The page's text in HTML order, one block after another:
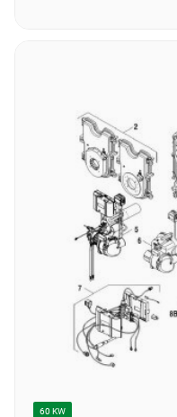
60 KW